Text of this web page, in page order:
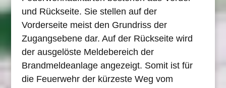
und Rückseite. Sie stellen auf der
Vorderseite meist den Grundriss der
Zugangsebene dar. Auf der Rückseite wird
der ausgelöste Meldebereich der
Brandmeldeanlage angezeigt. Somit ist für
die Feuerwehr der kürzeste Weg vom